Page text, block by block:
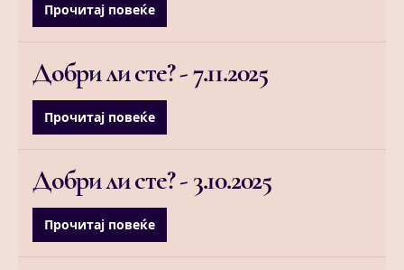
Прочитај повеќе
Добри ли сте? -7.11.2025
Прочитај повеќе
Добри ли сте? -3.10.2025
Прочитај повеќе